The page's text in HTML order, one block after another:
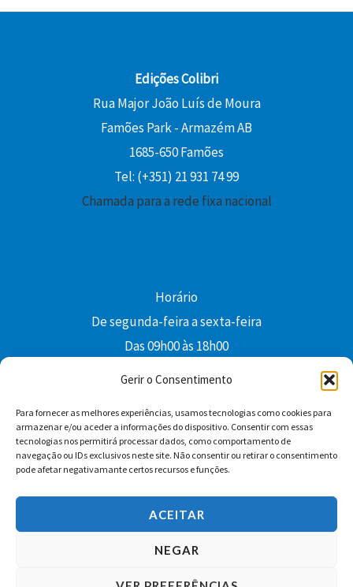
Gerir o Consentimento
Para fornecer as melhores experiências, usamos tecnologias como cookies para
armazenar e/ou aceder a informações do dispositivo. Consentir com essas
tecnologias nos permitirá processar dados, como comportamento de
navegação ou IDs exclusivos neste site. Não consentir ou retirar o consentimento
pode afetar negativamante certos recursos e funções.
ACEITAR
NEGAR
Edições Colibri
Rua Major João Luís de Moura
Famões Park - Armazém AB
1685-650 Famões
Tel: (+351) 21 931 74 99
Chamada para a rede fixa nacional
Horário
De segunda-feira a sexta-feira
Das 09h00 às 18h00
Facebook YouTube Instagram
Whatsapp
Condições Gerais de Venda